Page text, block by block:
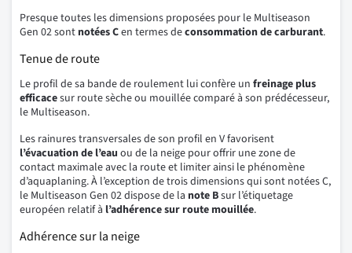
Presque toutes les dimensions proposées pour le Multiseason
Gen 02 sont notées Cen termes deconsommation de carburant.
Tenue de route
Le profil de sa bande de roulement lui confère un freinage plus
efficacesur route sèche ou mouillée comparé à son prédécesseur,
le Multiseason.
Les rainures transversales de son profil en V favorisent
l’évacuation de l’eau ou de la neige pour offrir une zone de
contact maximale avec la route et limiter ainsi le phénomène
d’aquaplaning. À l’exception de trois dimensions qui sont notées C,
le Multiseason Gen 02 dispose de la note Bsur l’étiquetage
européen relatif à l’adhérence sur route mouillée.
Adhérence sur la neige